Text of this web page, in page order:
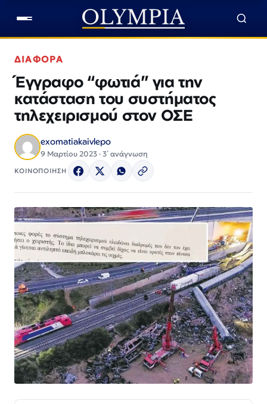
ΔΙΑΦΟΡΑ
Έγγραφο “φωτιά” για την
κατάσταση του συστήματος
τηλεχειρισμού στον ΟΣΕ
exomatiakaivlepo
9 Μαρτίου 2023 · 3΄ ανάγνωση
ΚΟΙΝΟΠΟΙΗΣΗ